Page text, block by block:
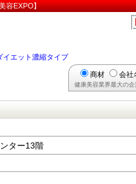
容EXPO】
イエット濃縮タイプ
商材 会社
健康美容業界最大の
ター13階